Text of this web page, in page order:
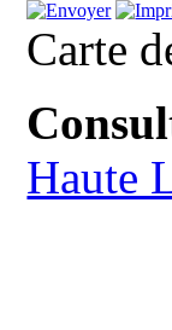
Carte
Haute